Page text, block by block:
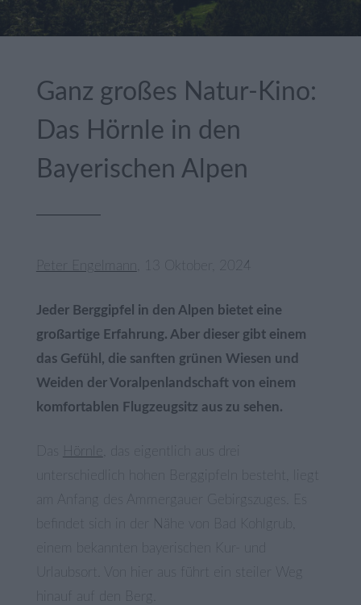
Ganz großes Natur-Kino:
Das Hörnle in den
Bayerischen Alpen
Peter Engelmann , 13 Oktober, 2024
Jeder Berggipfel in den Alpen bietet eine
großartige Erfahrung. Aber dieser gibt einem
das Gefühl, die sanften grünen Wiesen und
Weiden der Voralpenlandschaft von einem
komfortablen Flugzeugsitz aus zu sehen.
Hörnle
, das eigentlich aus drei
unterschiedlich hohen Berggipfeln besteht, liegt
am Anfang des Ammergauer Gebirgszuges. Es
befindet sich in der Nähe von Bad Kohlgrub,
Urlaubsort. Von hier aus führt ein steiler Weg
hinauf auf den Berg.